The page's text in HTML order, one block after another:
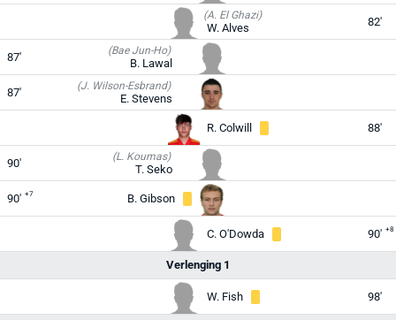
(A. El Ghazi)
W. Alves 82'
87' (Bae Jun-Ho)
B. Lawal
87' (J. Wilson-Esbrand)
E. Stevens
R. Colwill 88'
90' (L. Koumas)
T. Seko
90' +7 B. Gibson
C. O'Dowda 90' +8
Verlenging 1
W. Fish 98'